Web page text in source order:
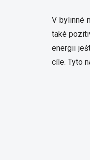
V bylinné
také
energii
cíle. Tyto